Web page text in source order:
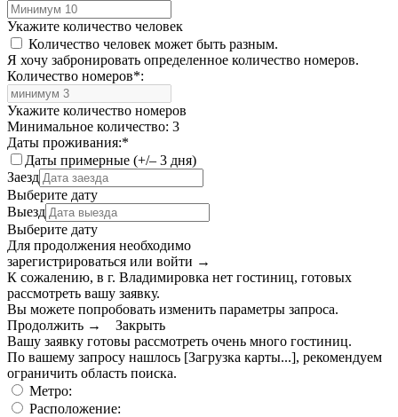
Укажите количество человек
Количество человек может быть разным.
Я хочу забронировать определенное количество номеров.
Количество номеров*:
Укажите количество номеров
Минимальное количество: 3
Даты проживания:*
Даты примерные (+/– 3 дня)
Заезд
Выберите дату
Выезд
Выберите дату
Для продолжения необходимо
зарегистрироваться или войти →
К сожалению, в г. Владимировка нет гостиниц, готовых
рассмотреть вашу заявку.
Вы можете попробовать изменить параметры запроса.
Продолжить →
Закрыть
Вашу заявку готовы рассмотреть очень много гостиниц.
По вашему запросу нашлось [Загрузка карты...], рекомендуем
ограничить область поиска.
Метро:
Расположение: